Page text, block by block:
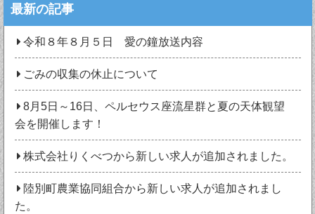
最新の記事
令和８年８月５日 愛の鐘放送内容
ごみの収集の休止について
8月5日～16日、ペルセウス座流星群と夏の天体観望
会を開催します！
株式会社りくべつから新しい求人が追加されました。
陸別町農業協同組合から新しい求人が追加されまし
た。